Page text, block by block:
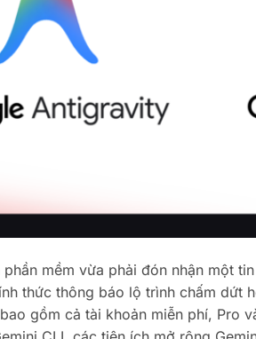
mềm vừa phải đón nhận một
thức thông báo lộ trình chấm dứt
gồm cả tài khoản miễn phí, Pro